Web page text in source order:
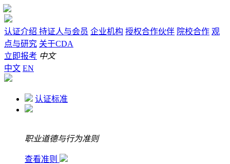
认证介绍 持证人与会员 企业机构 授权合作伙伴 院校合作 观
点与研究 关于CDA
立即报考 中文
中文 EN
认证标准
职业道德与行为准则
查看准则